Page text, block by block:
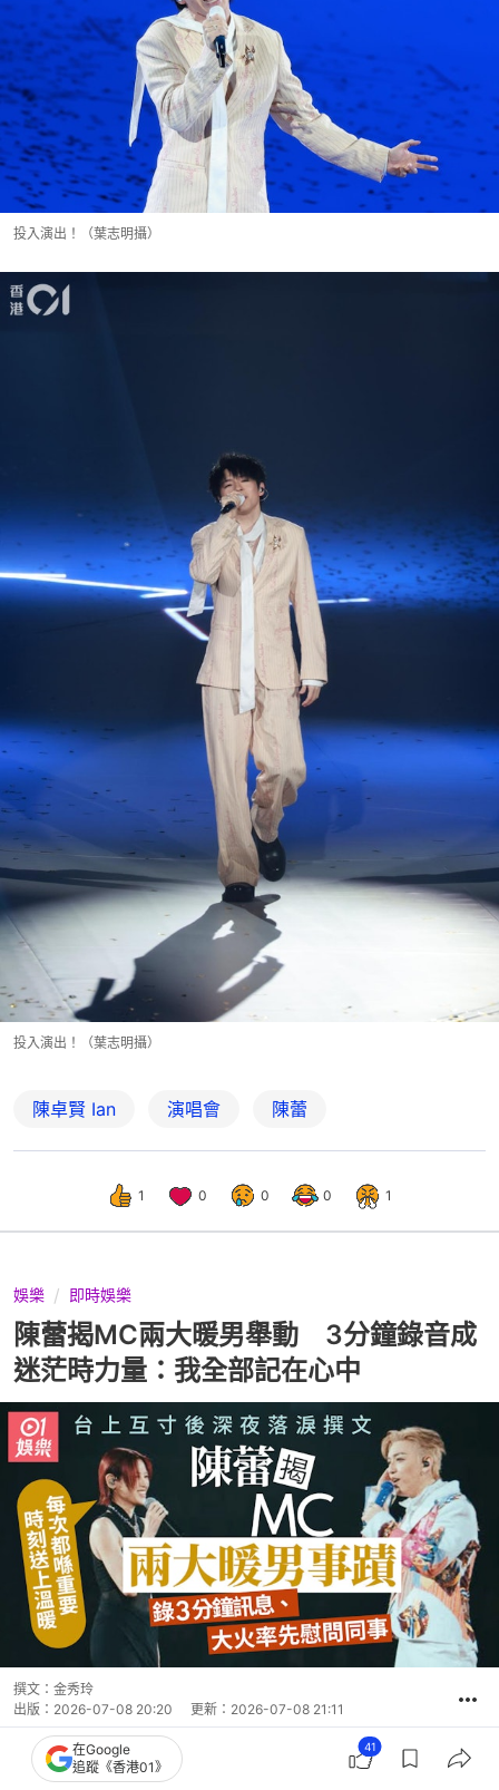
投入演出！（葉志明攝）
投入演出！（葉志明攝）
陳卓賢 Ian 演唱會 陳蕾
1 0 0 0 1
娛樂 即時娛樂
陳蕾揭MC兩大暖男舉動 3分鐘錄音成
迷茫時力量：我全部記在心中
撰文： 金秀玲
出版： 2026-07-08 20:20 更新： 2026-07-08 21:11
在Google
追蹤《香港01》
41